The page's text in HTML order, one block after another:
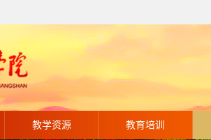
教学资源 教育培训